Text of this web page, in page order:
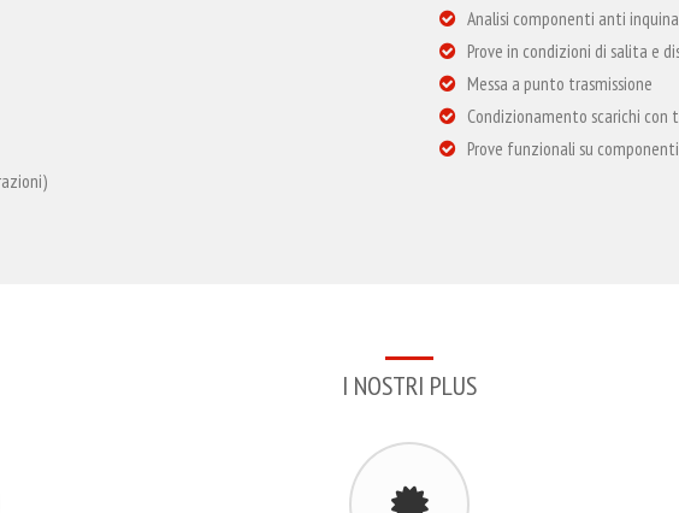
Analisi componenti anti
Prove in condizioni di salita e
Messa a punto trasmissione
Condizionamento scarichi con
Prove funzionali su componenti
I NOSTRI PLUS